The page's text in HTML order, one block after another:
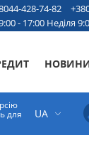
428-74-82
- 17:00 Неділя
для UA